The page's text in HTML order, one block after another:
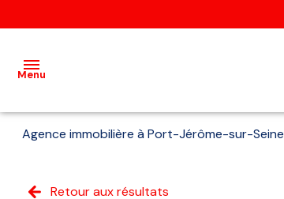
Menu
Louer
Agence immobilière à Port-Jérôme-sur-Seine
Retour aux résultats